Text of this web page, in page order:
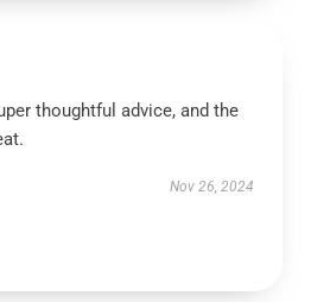
thoughtful advice, and the
Nov 26, 2024